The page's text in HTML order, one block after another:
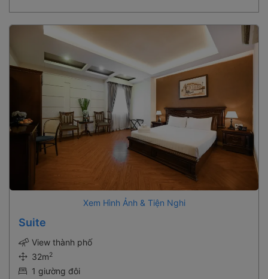
Xem Hình Ảnh & Tiện Nghi
Suite
View thành phố
32m2
1 giường đôi